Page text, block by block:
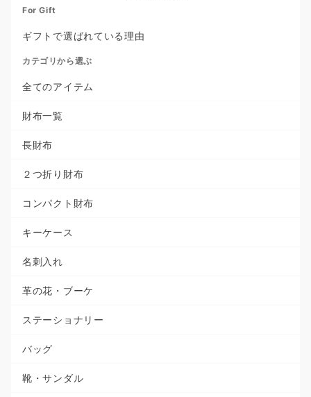
For Gift
ギフトで選ばれている理由
カテゴリから選ぶ
全てのアイテム
財布一覧
長財布
２つ折り財布
コンパクト財布
キーケース
名刺入れ
革の花・ブーケ
ステーショナリー
バッグ
靴・サンダル